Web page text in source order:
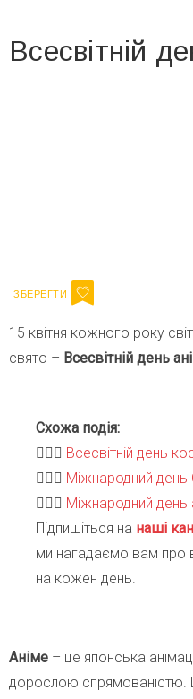
Всесвітній
15 квітня кожного року
свято – Всесвітній день
Схожа подія:
🧝🏻‍♀️ Всесвітній день
🧝🏻‍♀️ Міжнародний
🧝🏻‍♀️ Міжнародний день
Підпишіться на наші
ми нагадаємо вам про
на кожен день.
Аніме – це японська
дорослою спрямованістю.